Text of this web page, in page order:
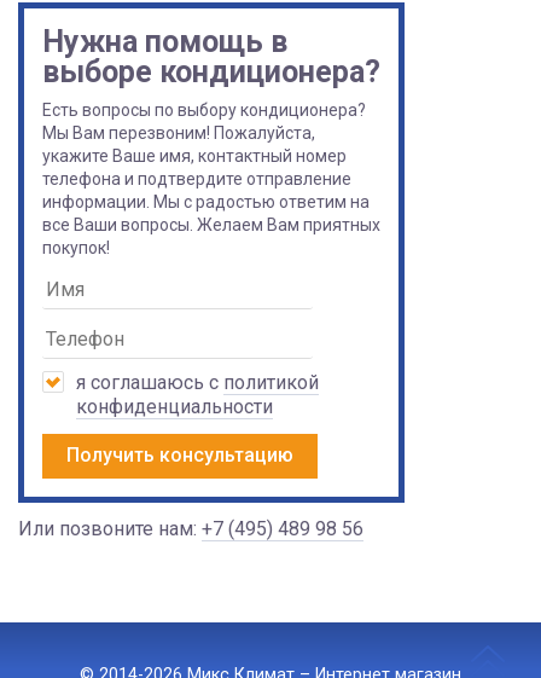
Нужна помощь в
выборе кондиционера?
Есть вопросы по выбору кондиционера?
Мы Вам перезвоним! Пожалуйста,
укажите Ваше имя, контактный номер
телефона и подтвердите отправление
информации. Мы с радостью ответим на
все Ваши вопросы. Желаем Вам приятных
покупок!
я соглашаюсь с политикой
конфиденциальности
Получить консультацию
Или позвоните нам: +7 (495) 489 98 56